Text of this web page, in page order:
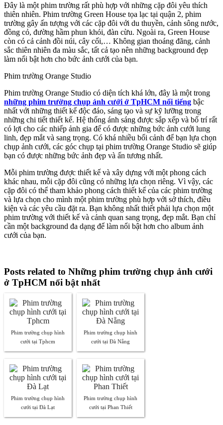
Đây là một phim trường rất phù hợp với những cặp đôi yêu thích
thiên nhiên. Phim trường Green House tọa lạc tại quận 2, phim
trường gây ấn tượng với các cặp đôi với du thuyền, cảnh sông nước,
đồng cỏ, đường hầm phun khói, đàn cừu. Ngoài ra, Green House
còn có cả cảnh đồi núi, cây cối,… Không gian thoáng đãng, cảnh
sắc thiên nhiên đa màu sắc, tất cả tạo nên những background đẹp
làm nổi bật hơn cho bức ảnh cưới của bạn.
Phim trường Orange Studio
Phim trường Orange Studio có diện tích khá lớn, đây là một trong
những phim trường chụp ảnh cưới ở TpHCM nổi tiếng bậc
nhất với những thiết kế độc đáo, sáng tạo và sự kỹ lưỡng trong
những chi tiết thiết kế. Hệ thống ánh sáng được sắp xếp và bố trí rất
có lợi cho các nhiếp ảnh gia để có được những bức ảnh cưới lung
linh, đẹp mắt và sang trọng. Có khá nhiều bối cảnh để bạn lựa chọn
chụp ảnh cưới, các góc chụp tại phim trường Orange Studio sẽ giúp
bạn có được những bức ảnh đẹp và ấn tương nhất.
Mỗi phim trường được thiết kế và xây dựng với một phong cách
khác nhau, mỗi cặp đôi cũng có những lựa chọn riêng. Vì vậy, các
cặp đôi có thể tham khảo phong cách thiết kế của các phim trường
và lựa chọn cho mình một phim trường phù hợp với sở thích, điều
kiện và các yêu cầu đặt ra. Bạn không nhất thiết phải lựa chọn một
phim trường với thiết kế và cảnh quan sang trọng, đẹp mắt. Bạn chỉ
cần một background đa dạng để làm nổi bật hơn cho album ảnh
cưới của bạn.
Posts related to Những phim trường chụp ảnh cưới
ở TpHCM nổi bật nhất
Phim trường chụp hình
cưới tại Tphcm
Phim trường chụp hình
cưới tại Đà Nẵng
Phim trường chụp hình
cưới tại Đà Lạt
Phim trường chụp hình
cưới tại Phan Thiết